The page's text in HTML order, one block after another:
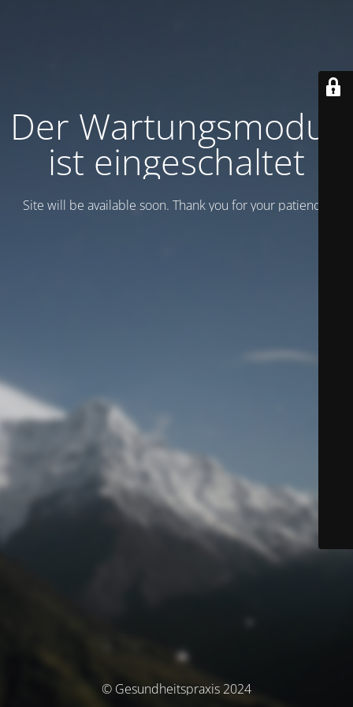
Der Wartungsmodus
ist eingeschaltet
Site will be available soon. Thank you for your patience!
© Gesundheitspraxis 2024